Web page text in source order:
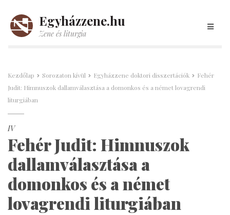
Egyházzene.hu
Zene és liturgia
Kezdőlap Sorozaton kívül Egyházzene doktori disszertációk
Fehér
Judit: Himnuszok dallamválasztása a domonkos és a német lovagrendi
liturgiában
IV
Fehér Judit: Himnuszok
dallamválasztása a
domonkos és a német
lovagrendi liturgiában